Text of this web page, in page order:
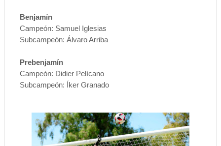
Benjamín
Campeón: Samuel Iglesias
Subcampeón: Álvaro Arriba
Prebenjamín
Campeón: Didier Pelícano
Subcampeón: Íker Granado